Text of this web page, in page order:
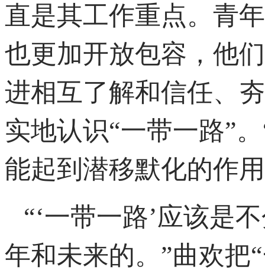
直是其工作重点。青
也更加开放包容，他
进相互了解和信任、
实地认识“一带一路”
能起到潜移默化的作
“‘一带一路’应该是
年和未来的。”曲欢把